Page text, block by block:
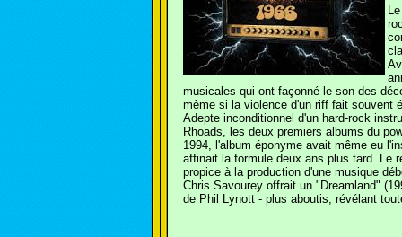
musicales qui ont façonné le son des
même si la violence d'un riff fait souvent
Adepte inconditionnel d'un hard-rock
Rhoads, les deux premiers albums du
1994, l'album éponyme avait même eu
affinait la formule deux ans plus tard. Le
propice à la production d'une musique
Chris Savourey offrait un "Dreamland"
de Phil Lynott - plus aboutis, révélant